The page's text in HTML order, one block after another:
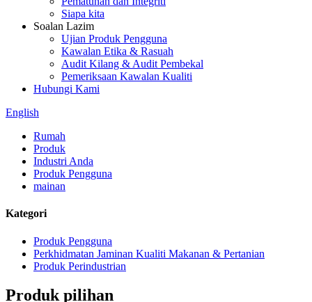
Siapa kita
Soalan Lazim
Ujian Produk Pengguna
Kawalan Etika & Rasuah
Audit Kilang & Audit Pembekal
Pemeriksaan Kawalan Kualiti
Hubungi Kami
English
Rumah
Produk
Industri Anda
Produk Pengguna
mainan
Kategori
Produk Pengguna
Perkhidmatan Jaminan Kualiti Makanan & Pertanian
Produk Perindustrian
Produk pilihan